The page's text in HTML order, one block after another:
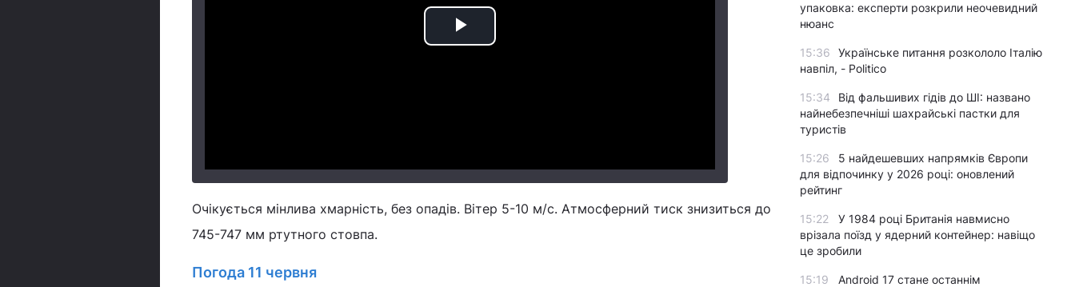
Play
Очікується мінлива хмарність, без опадів. Вітер 5-10 м/с. Атмосферний тиск знизиться до
745-747 мм ртутного стовпа.
Погода 11 червня
упаковка: експерти розкрили неочевидний
нюанс
15:36
Українське питання розкололо Італію
навпіл, - Politico
15:34
Від фальшивих гідів до ШІ: названо
найнебезпечніші шахрайські пастки для
туристів
15:26
5 найдешевших напрямків Європи
для відпочинку у 2026 році: оновлений
рейтинг
15:22
У 1984 році Британія навмисно
врізала поїзд у ядерний контейнер: навіщо
це зробили
15:19
Android 17 стане останнім